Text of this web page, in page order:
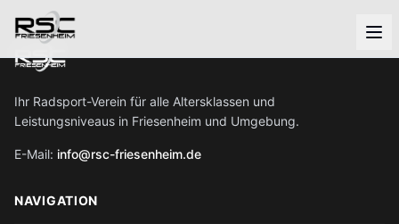
Ihr Radsport-Verein für alle Altersklassen und
Leistungsniveaus in Friesenheim und Umgebung.
E-Mail: info@rsc-friesenheim.de
NAVIGATION